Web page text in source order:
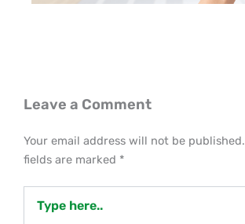
Leave a Comment
Your email address will not be published.
fields are marked *
here..